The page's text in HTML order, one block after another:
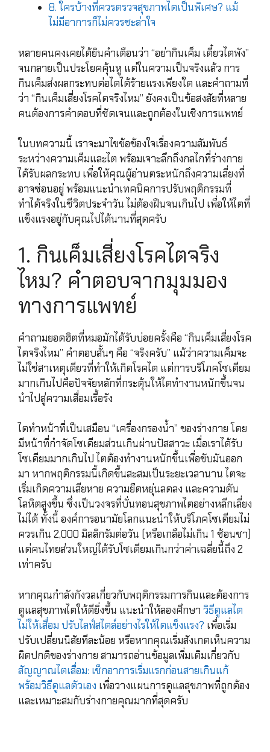
8. ใครบ้างที่ควรตรวจสุขภาพไตเป็นพิเศษ? แม้
ไม่มีอาการก็ไม่ควรชะล่าใจ
หลายคนคงเคยได้ยินคำเตือนว่า “อย่ากินเค็ม เดี๋ยวไตพัง”
จนกลายเป็นประโยคคุ้นหู แต่ในความเป็นจริงแล้ว การ
กินเค็มส่งผลกระทบต่อไตได้ร้ายแรงเพียงใด และคำถามที่
ว่า “กินเค็มเสี่ยงโรคไตจริงไหม” ยังคงเป็นข้อสงสัยที่หลาย
คนต้องการคำตอบที่ชัดเจนและถูกต้องในเชิงการแพทย์
ในบทความนี้ เราจะมาไขข้อข้องใจเรื่องความสัมพันธ์
ระหว่างความเค็มและไต พร้อมเจาะลึกถึงกลไกที่ร่างกาย
ได้รับผลกระทบ เพื่อให้คุณผู้อ่านตระหนักถึงความเสี่ยงที่
อาจซ่อนอยู่ พร้อมแนะนำเทคนิคการปรับพฤติกรรมที่
ทำได้จริงในชีวิตประจำวัน ไม่ต้องฝืนจนเกินไป เพื่อให้ไตที่
แข็งแรงอยู่กับคุณไปได้นานที่สุดครับ
1. กินเค็มเสี่ยงโรคไตจริง
ไหม? คำตอบจากมุมมอง
ทางการแพทย์
คำถามยอดฮิตที่หมอมักได้รับบ่อยครั้งคือ “กินเค็มเสี่ยงโรค
ไตจริงไหม” คำตอบสั้นๆ คือ “จริงครับ” แม้ว่าความเค็มจะ
ไม่ใช่สาเหตุเดียวที่ทำให้เกิดโรคไต แต่การบริโภคโซเดียม
มากเกินไปคือปัจจัยหลักที่กระตุ้นให้ไตทำงานหนักขึ้นจน
นำไปสู่ความเสื่อมเรื้อรัง
ไตทำหน้าที่เป็นเสมือน “เครื่องกรองน้ำ” ของร่างกาย โดย
มีหน้าที่กำจัดโซเดียมส่วนเกินผ่านปัสสาวะ เมื่อเราได้รับ
โซเดียมมากเกินไป ไตต้องทำงานหนักขึ้นเพื่อขับมันออก
มา หากพฤติกรรมนี้เกิดขึ้นสะสมเป็นระยะเวลานาน ไตจะ
เริ่มเกิดความเสียหาย ความยืดหยุ่นลดลง และความดัน
โลหิตสูงขึ้น ซึ่งเป็นวงจรที่บั่นทอนสุขภาพไตอย่างหลีกเลี่ยง
ไม่ได้ ทั้งนี้ องค์การอนามัยโลกแนะนำให้บริโภคโซเดียมไม่
ควรเกิน 2,000 มิลลิกรัมต่อวัน (หรือเกลือไม่เกิน 1 ช้อนชา)
แต่คนไทยส่วนใหญ่ได้รับโซเดียมเกินกว่าค่าเฉลี่ยนี้ถึง 2
เท่าครับ
หากคุณกำลังกังวลเกี่ยวกับพฤติกรรมการกินและต้องการ
ดูแลสุขภาพไตให้ดียิ่งขึ้น แนะนำให้ลองศึกษา วิธีดูแลไต
ไม่ให้เสื่อม ปรับไลฟ์สไตล์อย่างไรให้ไตแข็งแรง? เพื่อเริ่ม
ปรับเปลี่ยนนิสัยทีละน้อย หรือหากคุณเริ่มสังเกตเห็นความ
ผิดปกติของร่างกาย สามารถอ่านข้อมูลเพิ่มเติมเกี่ยวกับ
สัญญาณไตเสื่อม: เช็กอาการเริ่มแรกก่อนสายเกินแก้
พร้อมวิธีดูแลตัวเอง เพื่อวางแผนการดูแลสุขภาพที่ถูกต้อง
และเหมาะสมกับร่างกายคุณมากที่สุดครับ